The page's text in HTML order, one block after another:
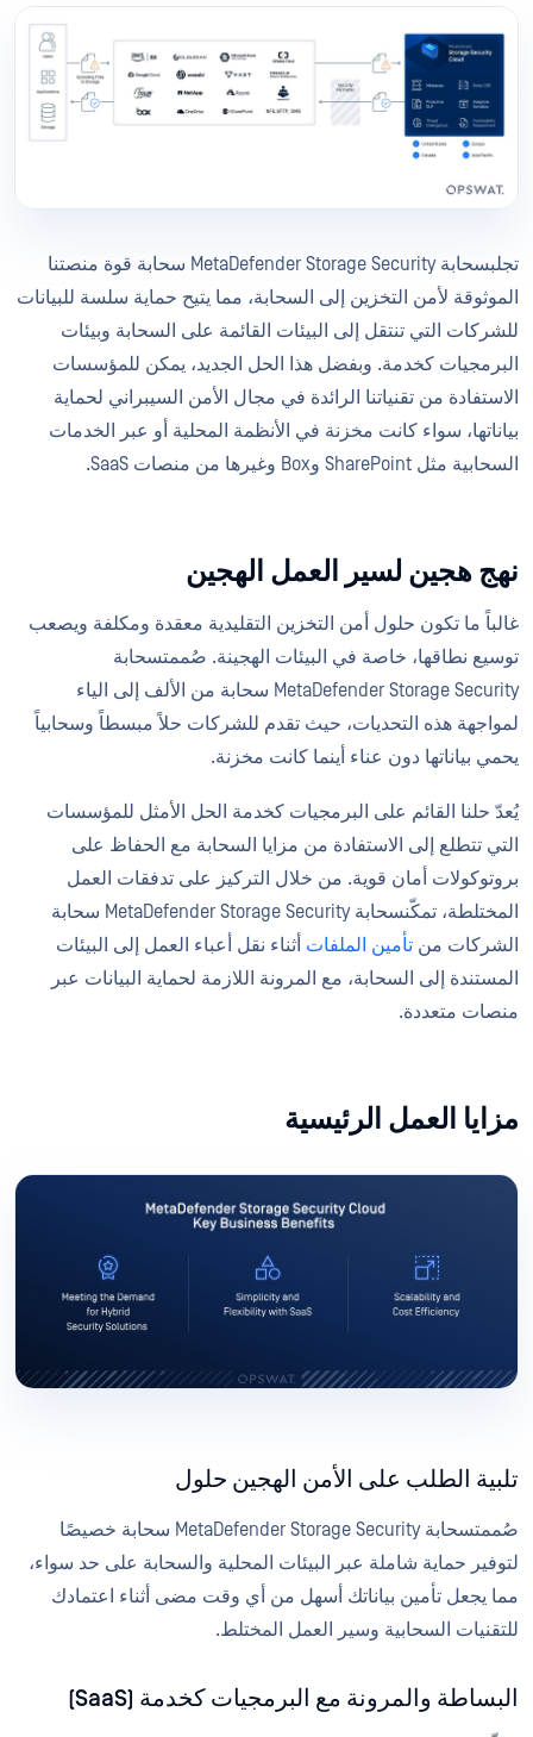
تجلبسحابة MetaDefender Storage Security سحابة قوة منصتنا
الموثوقة لأمن التخزين إلى السحابة، مما يتيح حماية سلسة للبيانات
للشركات التي تنتقل إلى البيئات القائمة على السحابة وبيئات
البرمجيات كخدمة. وبفضل هذا الحل الجديد، يمكن للمؤسسات
الاستفادة من تقنياتنا الرائدة في مجال الأمن السيبراني لحماية
بياناتها، سواء كانت مخزنة في الأنظمة المحلية أو عبر الخدمات
السحابية مثل SharePoint وBox وغيرها من منصات SaaS.
نهج هجين لسير العمل الهجين
غالباً ما تكون حلول أمن التخزين التقليدية معقدة ومكلفة ويصعب
توسيع نطاقها، خاصة في البيئات الهجينة. صُممتسحابة
MetaDefender Storage Security سحابة من الألف إلى الياء
لمواجهة هذه التحديات، حيث تقدم للشركات حلاً مبسطاً وسحابياً
يحمي بياناتها دون عناء أينما كانت مخزنة.
يُعدّ حلنا القائم على البرمجيات كخدمة الحل الأمثل للمؤسسات
التي تتطلع إلى الاستفادة من مزايا السحابة مع الحفاظ على
بروتوكولات أمان قوية. من خلال التركيز على تدفقات العمل
المختلطة، تمكّنسحابة MetaDefender Storage Security سحابة
الشركات من تأمين الملفات أثناء نقل أعباء العمل إلى البيئات
المستندة إلى السحابة، مع المرونة اللازمة لحماية البيانات عبر
منصات متعددة.
مزايا العمل الرئيسية
تلبية الطلب على الأمن الهجين حلول
صُممتسحابة MetaDefender Storage Security سحابة خصيصًا
لتوفير حماية شاملة عبر البيئات المحلية والسحابة على حد سواء،
مما يجعل تأمين بياناتك أسهل من أي وقت مضى أثناء اعتمادك
للتقنيات السحابية وسير العمل المختلط.
البساطة والمرونة مع البرمجيات كخدمة (SaaS)